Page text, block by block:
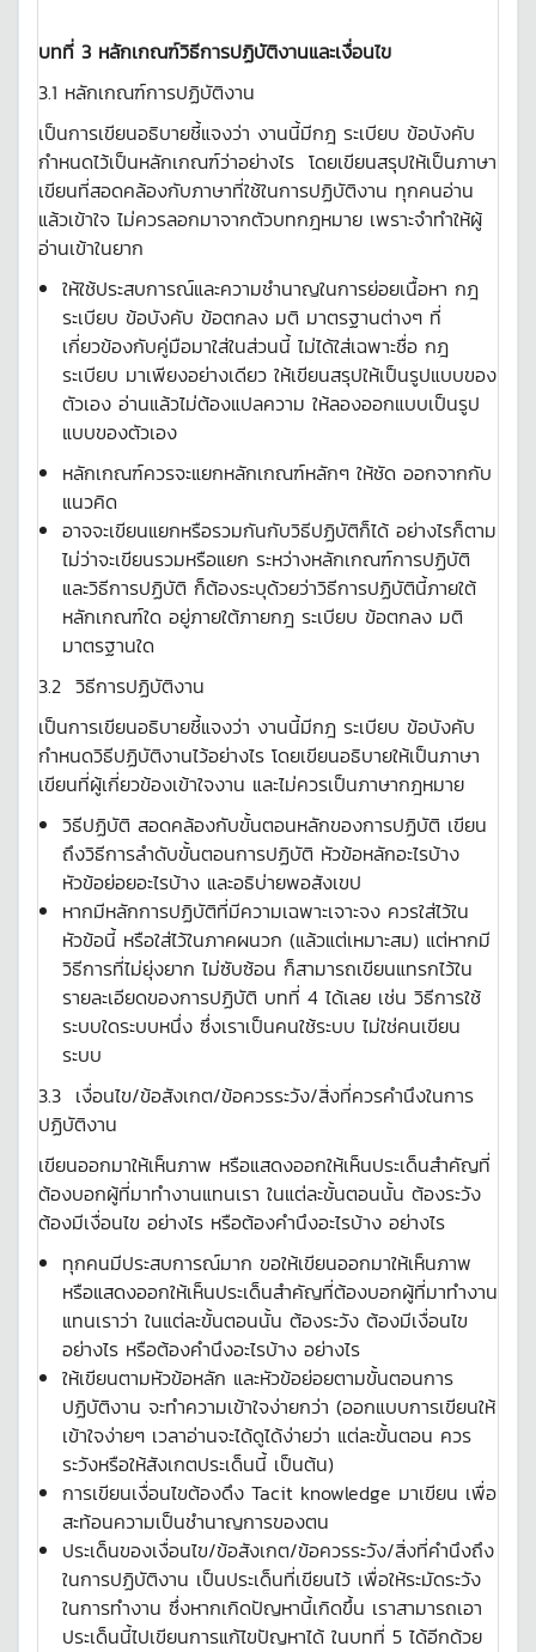
บทที่ 3 หลักเกณฑ์วิธีการปฏิบัติงานและเงื่อนไข
3.1 หลักเกณฑ์การปฏิบัติงาน
เป็นการเขียนอธิบายชี้แจงว่า งานนี้มีกฎ ระเบียบ ข้อบังคับ
กำหนดไว้เป็นหลักเกณฑ์ว่าอย่างไร โดยเขียนสรุปให้เป็นภาษา
เขียนที่สอดคล้องกับภาษาที่ใช้ในการปฏิบัติงาน ทุกคนอ่าน
แล้วเข้าใจ ไม่ควรลอกมาจากตัวบทกฎหมาย เพราะจำทำให้ผู้
อ่านเข้าในยาก
ให้ใช้ประสบการณ์และความชำนาญในการย่อยเนื้อหา กฎ
ระเบียบ ข้อบังคับ ข้อตกลง มติ มาตรฐานต่างๆ ที่
เกี่ยวข้องกับคู่มือมาใส่ในส่วนนี้ ไม่ได้ใส่เฉพาะชื่อ กฎ
ระเบียบ มาเพียงอย่างเดียว ให้เขียนสรุปให้เป็นรูปแบบของ
ตัวเอง อ่านแล้วไม่ต้องแปลความ ให้ลองออกแบบเป็นรูป
แบบของตัวเอง
หลักเกณฑ์ควรจะแยกหลักเกณฑ์หลักๆ ให้ชัด ออกจากกับ
แนวคิด
อาจจะเขียนแยกหรือรวมกันกับวิธีปฏิบัติก็ได้ อย่างไรก็ตาม
ไม่ว่าจะเขียนรวมหรือแยก ระหว่างหลักเกณฑ์การปฏิบัติ
และวิธีการปฏิบัติ ก็ต้องระบุด้วยว่าวิธีการปฏิบัตินี้ภายใต้
หลักเกณฑ์ใด อยู่ภายใต้ภายกฎ ระเบียบ ข้อตกลง มติ
มาตรฐานใด
3.2 วิธีการปฏิบัติงาน
เป็นการเขียนอธิบายชี้แจงว่า งานนี้มีกฎ ระเบียบ ข้อบังคับ
กำหนดวิธีปฏิบัติงานไว้อย่างไร โดยเขียนอธิบายให้เป็นภาษา
เขียนที่ผู้เกี่ยวข้องเข้าใจงาน และไม่ควรเป็นภาษากฎหมาย
วิธีปฏิบัติ สอดคล้องกับขั้นตอนหลักของการปฏิบัติ เขียน
ถึงวิธีการลำดับขั้นตอนการปฏิบัติ หัวข้อหลักอะไรบ้าง
หัวข้อย่อยอะไรบ้าง และอธิบ่ายพอสังเขป
หากมีหลักการปฏิบัติที่มีความเฉพาะเจาะจง ควรใส่ไว้ใน
หัวข้อนี้ หรือใส่ไว้ในภาคผนวก (แล้วแต่เหมาะสม) แต่หากมี
วิธีการที่ไม่ยุ่งยาก ไม่ซับซ้อน ก็สามารถเขียนแทรกไว้ใน
รายละเอียดของการปฏิบัติ บทที่ 4 ได้เลย เช่น วิธีการใช้
ระบบใดระบบหนึ่ง ซึ่งเราเป็นคนใช้ระบบ ไม่ใช่คนเขียน
ระบบ
3.3 เงื่อนไข/ข้อสังเกต/ข้อควรระวัง/สิ่งที่ควรคำนึงในการ
ปฏิบัติงาน
เขียนออกมาให้เห็นภาพ หรือแสดงออกให้เห็นประเด็นสำคัญที่
ต้องบอกผู้ที่มาทำงานแทนเรา ในแต่ละขั้นตอนนั้น ต้องระวัง
ต้องมีเงื่อนไข อย่างไร หรือต้องคำนึงอะไรบ้าง อย่างไร
ทุกคนมีประสบการณ์มาก ขอให้เขียนออกมาให้เห็นภาพ
หรือแสดงออกให้เห็นประเด็นสำคัญที่ต้องบอกผู้ที่มาทำงาน
แทนเราว่า ในแต่ละขั้นตอนนั้น ต้องระวัง ต้องมีเงื่อนไข
อย่างไร หรือต้องคำนึงอะไรบ้าง อย่างไร
ให้เขียนตามหัวข้อหลัก และหัวข้อย่อยตามขั้นตอนการ
ปฏิบัติงาน จะทำความเข้าใจง่ายกว่า (ออกแบบการเขียนให้
เข้าใจง่ายๆ เวลาอ่านจะได้ดูได้ง่ายว่า แต่ละขั้นตอน ควร
ระวังหรือให้สังเกตประเด็นนี้ เป็นต้น)
การเขียนเงื่อนไขต้องดึง Tacit knowledge มาเขียน เพื่อ
สะท้อนความเป็นชำนาญการของตน
ประเด็นของเงื่อนไข/ข้อสังเกต/ข้อควรระวัง/สิ่งที่คำนึงถึง
ในการปฏิบัติงาน เป็นประเด็นที่เขียนไว้ เพื่อให้ระมัดระวัง
ในการทำงาน ซึ่งหากเกิดปัญหานี้เกิดขึ้น เราสามารถเอา
ประเด็นนี้ไปเขียนการแก้ไขปัญหาได้ ในบทที่ 5 ได้อีกด้วย